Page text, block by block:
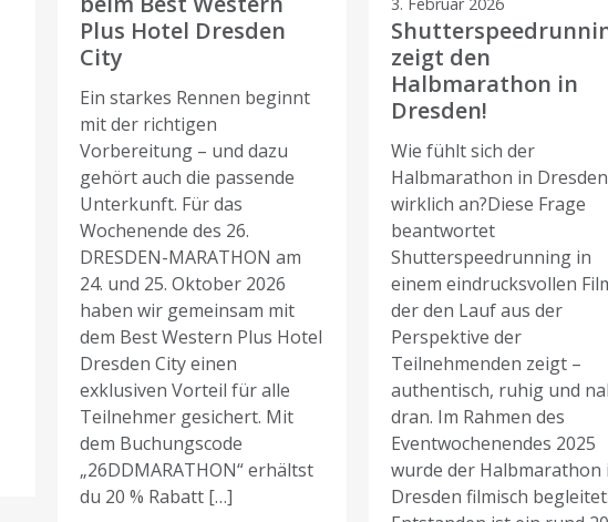
Plus Hotel Dresden
City
Ein starkes Rennen beginnt
mit der richtigen
Vorbereitung – und dazu
gehört auch die passende
Unterkunft. Für das
Wochenende des 26.
DRESDEN-MARATHON am
24. und 25. Oktober 2026
haben wir gemeinsam mit
dem Best Western Plus Hotel
Dresden City einen
exklusiven Vorteil für alle
Teilnehmer gesichert. Mit
dem Buchungscode
„26DDMARATHON“ erhältst
du 20 % Rabatt […]
zeigt den
Halbmarathon in
Dresden!
Wie fühlt sich der
Halbmarathon in Dresden
wirklich an?Diese Frage
beantwortet
Shutterspeedrunning in
einem eindrucksvollen
der den Lauf aus der
Perspektive der
Teilnehmenden zeigt –
authentisch, ruhig und
dran. Im Rahmen des
Eventwochenendes 2025
wurde der Halbmarathon
Dresden filmisch begleitet.